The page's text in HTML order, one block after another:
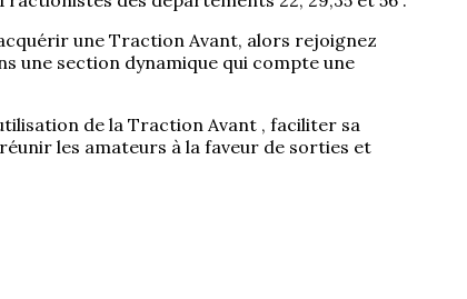
une Traction Avant, alors rejoignez
une section dynamique qui compte une
de la Traction Avant , faciliter sa
les amateurs à la faveur de sorties et